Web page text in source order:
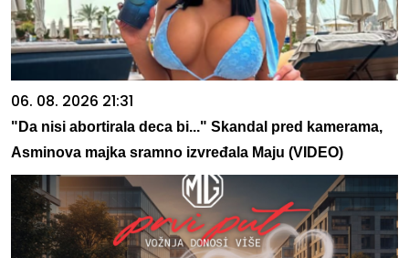
06. 08. 2026 21:31
"Da nisi abortirala deca bi..." Skandal pred kamerama,
Asminova majka sramno izvređala Maju (VIDEO)